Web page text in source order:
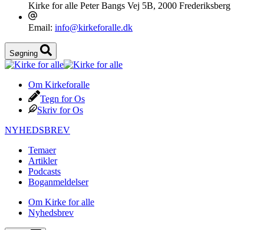
Kirke for alle Peter Bangs Vej 5B, 2000 Frederiksberg
Email: info@kirkeforalle.dk
Søgning
Om Kirkeforalle
Tegn for Os
Skriv for Os
NYHEDSBREV
Temaer
Artikler
Podcasts
Boganmeldelser
Om Kirke for alle
Nyhedsbrev